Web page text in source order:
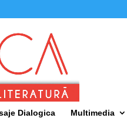
Dialogica Multimedia